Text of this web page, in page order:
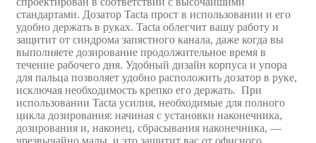
стандартами. Дозатор Tacta прост в использовании и его
удобно держать в руках. Tacta облегчит вашу работу и
защитит от синдрома запястного канала, даже когда вы
выполняете дозирование продолжительное время в
течение рабочего дня. Удобный дизайн корпуса и упора
для пальца позволяет удобно расположить дозатор в руке,
исключая необходимость крепко его держать. При
использовании Tacta усилия, необходимые для полного
цикла дозирования: начиная с установки наконечника,
дозирования и, наконец, сбрасывания наконечника, ―
чрезвычайно малы, и это защитит вас от офисного